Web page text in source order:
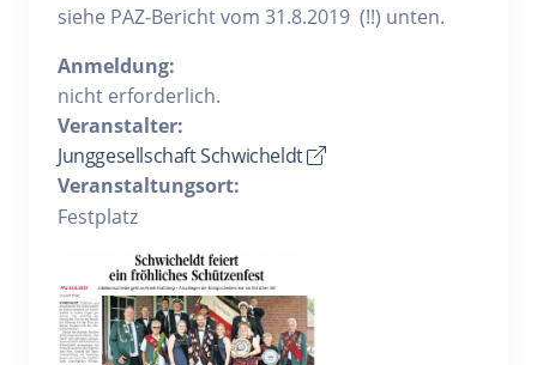
siehe PAZ-Bericht vom 31.8.2019 (!!) unten.
Anmeldung:
nicht erforderlich.
Veranstalter:
Junggesellschaft Schwicheldt
Veranstaltungsort:
Festplatz